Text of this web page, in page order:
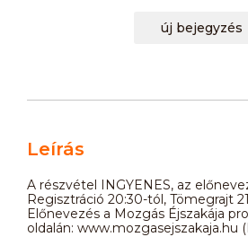
új bejegyzés
Leírás
A részvétel INGYENES, az
Regisztráció 20:30-tól, Tömegrajt
Előnevezés a Mozgás Éjszakája
oldalán: www.mozgasejszakaja.hu